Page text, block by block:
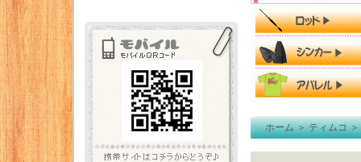
ホーム＞ティムコ＞